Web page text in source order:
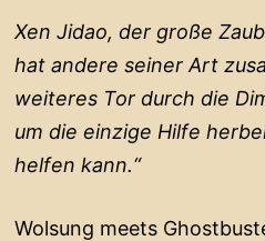
Xen Jidao, der große
hat andere seiner Art
weiteres Tor durch die
um die einzige Hilfe
helfen kann.“
Wolsung meets